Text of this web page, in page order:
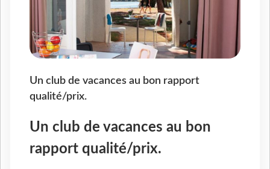
Un club de vacances au bon rapport
qualité/prix.
Un club de vacances au bon
rapport qualité/prix.